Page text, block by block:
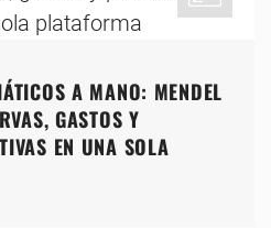
A MANO: MENDEL
GASTOS Y
EN UNA SOLA